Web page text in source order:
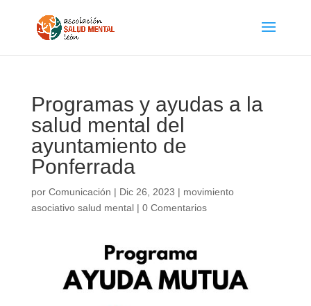
Programas y ayudas a la
salud mental del
ayuntamiento de
Ponferrada
por Comunicación | Dic 26, 2023 | movimiento
asociativo salud mental| 0 Comentarios